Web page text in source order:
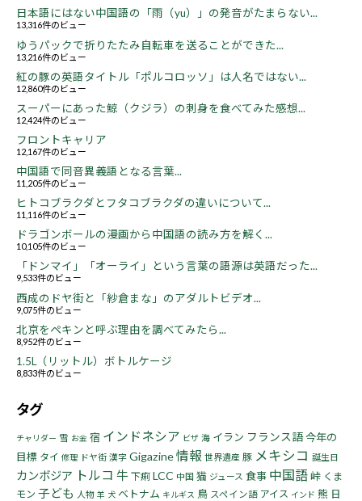
日本語にはない中国語の「雨（yu）」の発音がたまらない...
13,316件のビュー
ゆうパックで折りたたみ自転車を送ることができた...
13,216件のビュー
紅の豚の英語タイトル「ポルコロッソ」は人名ではない...
12,860件のビュー
スーパーにあった鯨（クジラ）の刺身を食べてみた感想...
12,424件のビュー
フロントキャリア
12,167件のビュー
中国語で同音異義語となる言葉...
11,205件のビュー
ヒトコブラクダとフタコブラクダの違いについて...
11,116件のビュー
ドラゴンボールの漫画から中国語の読み方を解く...
10,105件のビュー
「ドンマイ」「オーライ」という言葉の語源は英語だった...
9,533件のビュー
西成のドヤ街と「紗倉まな」のアダルトビデオ...
9,075件のビュー
北京をペキンと呼ぶ理由を調べてみたら...
8,952件のビュー
1.5L（リットル）ボトルケージ
8,833件のビュー
タグ
チャリダー 雪 お金 宿 インドネシア ビザ 海 イラン フランス語今年の
目標 タイ 修理 ドヤ街 漢字 Gigazine情報 世界遺産 豚 メキシコ 誕生日
カンボジア トルコ 牛 下痢 LCC 中国 猫 ジュース 食事 中国語峠 くま
モン 子ども 人物 羊 犬 ベトナム キルギス 鳥 スペイン語 アイス インド 熊 日